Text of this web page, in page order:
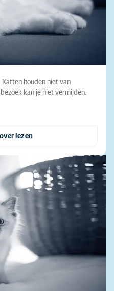
houden niet van
kan je niet vermijden.
lezen